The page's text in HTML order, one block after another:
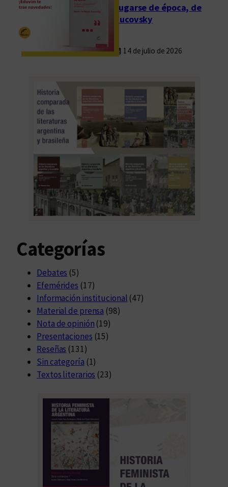
Fugarse de época, de
Rucovsky
14 de julio de 2026
Categorías
Debates (5)
Efemérides (17)
Información institucional (47)
Material de prensa (98)
Nota de opinión (19)
Presentaciones (15)
Reseñas (131)
Sin categoría (1)
Textos literarios (23)